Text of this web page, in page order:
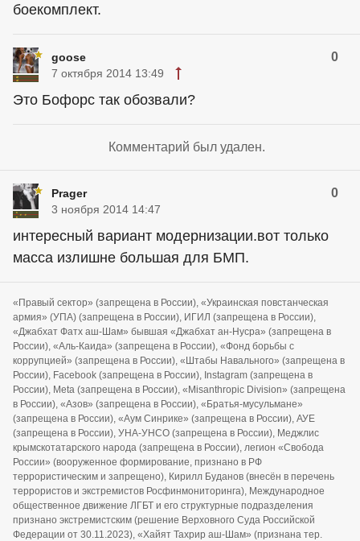
боекомплект.
goose 0
7 октября 2014 13:49
Это Бофорс так обозвали?
Комментарий был удален.
Prager 0
3 ноября 2014 14:47
интересный вариант модернизации.вот только
масса излишне большая для БМП.
«Правый сектор» (запрещена в России), «Украинская повстанческая
армия» (УПА) (запрещена в России), ИГИЛ (запрещена в России),
«Джабхат Фатх аш-Шам» бывшая «Джабхат ан-Нусра» (запрещена в
России), «Аль-Каида» (запрещена в России), «Фонд борьбы с
коррупцией» (запрещена в России), «Штабы Навального» (запрещена в
России), Facebook (запрещена в России), Instagram (запрещена в
России), Meta (запрещена в России), «Misanthropic Division» (запрещена
в России), «Азов» (запрещена в России), «Братья-мусульмане»
(запрещена в России), «Аум Синрике» (запрещена в России), АУЕ
(запрещена в России), УНА-УНСО (запрещена в России), Меджлис
крымскотатарского народа (запрещена в России), легион «Свобода
России» (вооруженное формирование, признано в РФ
террористическим и запрещено), Кирилл Буданов (внесён в перечень
террористов и экстремистов Росфинмониторинга), Международное
общественное движение ЛГБТ и его структурные подразделения
признано экстремистским (решение Верховного Суда Российской
Федерации от 30.11.2023), «Хайят Тахрир аш-Шам» (признана тер.